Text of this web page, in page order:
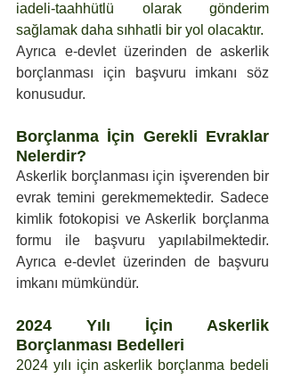
iadeli-taahhütlü olarak gönderim
sağlamak daha sıhhatli bir yol olacaktır.
Ayrıca e-devlet üzerinden de askerlik
borçlanması için başvuru imkanı söz
konusudur.
Borçlanma İçin Gerekli Evraklar
Nelerdir?
Askerlik borçlanması için işverenden bir
evrak temini gerekmemektedir. Sadece
kimlik fotokopisi ve Askerlik borçlanma
formu ile başvuru yapılabilmektedir.
Ayrıca e-devlet üzerinden de başvuru
imkanı mümkündür.
2024 Yılı İçin Askerlik
Borçlanması Bedelleri
2024 yılı için askerlik borçlanma bedeli